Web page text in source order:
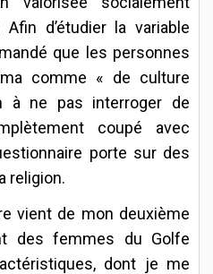
d’étudier la variable
que les personnes
comme « de culture
à ne pas interroger de
coupé avec
porte sur des
religion.
vient de mon deuxième
des femmes du Golfe
dont je me